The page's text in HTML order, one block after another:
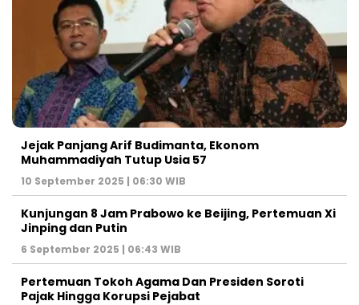
Jejak Panjang Arif Budimanta, Ekonom
Muhammadiyah Tutup Usia 57
10 September 2025 | 06:30 WIB
Kunjungan 8 Jam Prabowo ke Beijing, Pertemuan Xi
Jinping dan Putin
6 September 2025 | 06:43 WIB
Pertemuan Tokoh Agama Dan Presiden Soroti
Pajak Hingga Korupsi Pejabat